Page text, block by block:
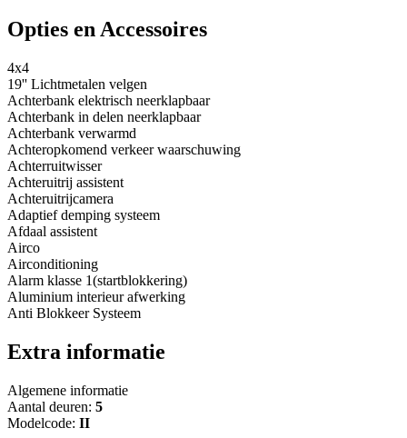
Opties en Accessoires
4x4
19'' Lichtmetalen velgen
Achterbank elektrisch neerklapbaar
Achterbank in delen neerklapbaar
Achterbank verwarmd
Achteropkomend verkeer waarschuwing
Achterruitwisser
Achteruitrij assistent
Achteruitrijcamera
Adaptief demping systeem
Afdaal assistent
Airco
Airconditioning
Alarm klasse 1(startblokkering)
Aluminium interieur afwerking
Anti Blokkeer Systeem
Extra informatie
Algemene informatie
Aantal deuren: 5
Modelcode: II